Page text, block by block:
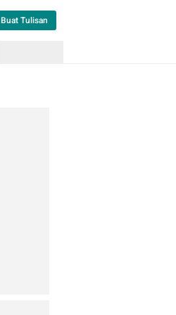
Buat Tulisan